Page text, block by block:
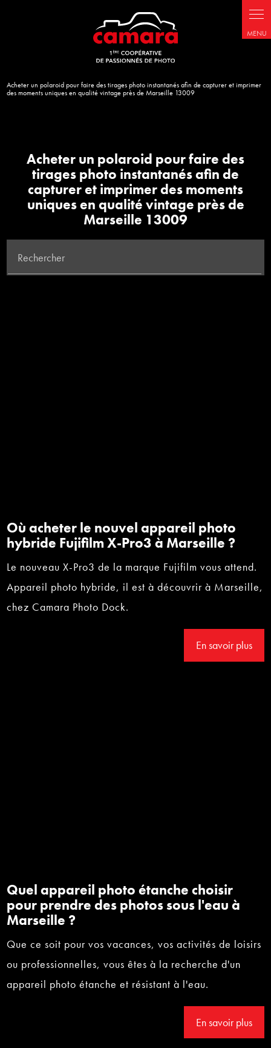
Acheter un polaroid pour faire des tirages photo instantanés afin de capturer et imprimer
des moments uniques en qualité vintage près de Marseille 13009
Acheter un polaroid pour faire des
tirages photo instantanés afin de
capturer et imprimer des moments
uniques en qualité vintage près de
Marseille 13009
Rechercher
Où acheter le nouvel appareil photo
hybride Fujifilm X-Pro3 à Marseille ?
Le nouveau X-Pro3 de la marque Fujifilm vous attend.
Appareil photo hybride, il est à découvrir à Marseille,
chez Camara Photo Dock.
En savoir plus
Quel appareil photo étanche choisir
pour prendre des photos sous l'eau à
Marseille ?
Que ce soit pour vos vacances, vos activités de loisirs
ou professionnelles, vous êtes à la recherche d'un
appareil photo étanche et résistant à l'eau.
En savoir plus